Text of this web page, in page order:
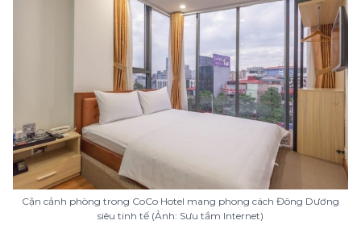
Cận cảnh phòng trong CoCo Hotel mang phong cách Đông Dương
siêu tinh tế (Ảnh: Sưu tầm Internet)